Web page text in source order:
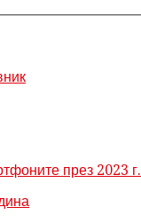
през 2023 г.